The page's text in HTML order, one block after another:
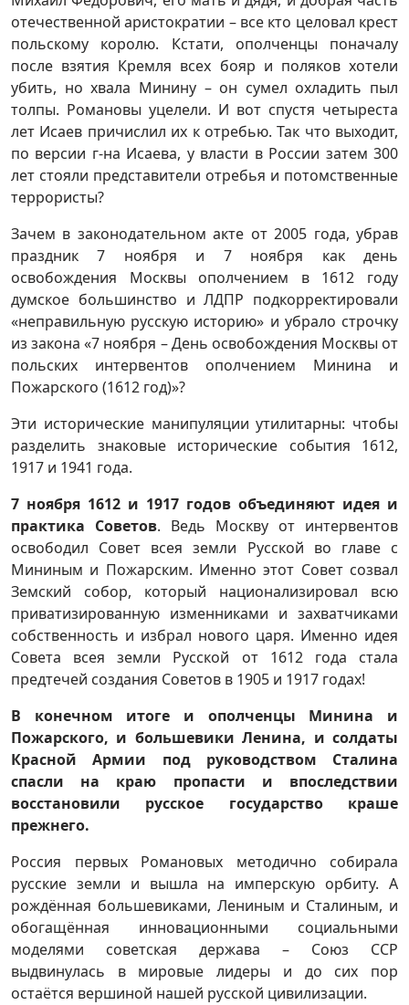
отечественной аристократии – все кто целовал крест
польскому королю. Кстати, ополченцы поначалу
после взятия Кремля всех бояр и поляков хотели
убить, но хвала Минину – он сумел охладить пыл
толпы. Романовы уцелели. И вот спустя четыреста
лет Исаев причислил их к отребью. Так что выходит,
по версии г-на Исаева, у власти в России затем 300
лет стояли представители отребья и потомственные
террористы?
Зачем в законодательном акте от 2005 года, убрав
праздник 7 ноября и 7 ноября как день
освобождения Москвы ополчением в 1612 году
думское большинство и ЛДПР подкорректировали
«неправильную русскую историю» и убрало строчку
из закона «7 ноября – День освобождения Москвы от
польских интервентов ополчением Минина и
Пожарского (1612 год)»?
Эти исторические манипуляции утилитарны: чтобы
разделить знаковые исторические события 1612,
1917 и 1941 года.
7 ноября 1612 и 1917 годов объединяют идея и
практика Советов. Ведь Москву от интервентов
освободил Совет всея земли Русской во главе с
Мининым и Пожарским. Именно этот Совет созвал
Земский собор, который национализировал всю
приватизированную изменниками и захватчиками
собственность и избрал нового царя. Именно идея
Совета всея земли Русской от 1612 года стала
предтечей создания Советов в 1905 и 1917 годах!
В конечном итоге и ополченцы Минина и
Пожарского, и большевики Ленина, и солдаты
Красной Армии под руководством Сталина
спасли на краю пропасти и впоследствии
восстановили русское государство краше
прежнего.
Россия первых Романовых методично собирала
русские земли и вышла на имперскую орбиту. А
рождённая большевиками, Лениным и Сталиным, и
обогащённая инновационными социальными
моделями советская держава – Союз ССР
выдвинулась в мировые лидеры и до сих пор
остаётся вершиной нашей русской цивилизации.